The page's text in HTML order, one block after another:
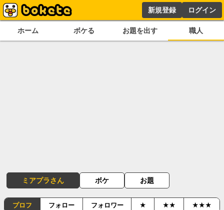
新規登録 ログイン
ホーム ボケる お題を出す 職人
ミアプラさん ボケ お題
プロフ フォロー フォロワー ★ ★★ ★★★